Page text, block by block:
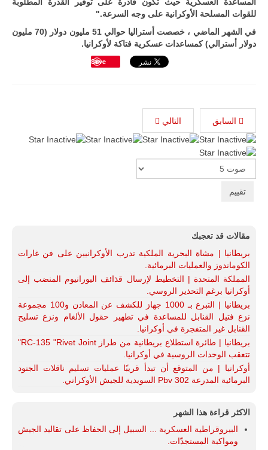
للقوات المسلحة الأوكرانية على وجه السرعة."
في الشهر الماضي ، خصصت أستراليا حوالي 51 مليون دولار (70 مليون
دولار أسترالي) كمساعدات عسكرية فتاكة لأوكرانيا.
Save
السابق التالي
Rate
مقالات قد تعجبك
بريطانيا | مشاة البحرية الملكية تدرب الأوكرانيين على فن غارات
الكوماندوز والعمليات البرمائية.
المملكة المتحدة | التخطيط لإرسال قذائف اليورانيوم المنضب إلى
أوكرانيا برغم التحذير الروسي.
بريطانيا | التبرع بـ 1000 جهاز للكشف عن المعادن و100 مجموعة
نزع فتيل القنابل للمساعدة في تطهير حقول الألغام ونزع تسليح
القنابل غير المتفجرة في أوكرانيا.
بريطانيا | طائرة استطلاع بريطانية من طراز RC-135 "Rivet Joint"
تتعقب الوحدات الروسية في أوكرانيا.
أوكرانيا | من المتوقع أن تبدأ قريبًا عمليات تسليم ناقلات الجنود
البرمائية المدرعة Pbv 302 السويدية للجيش الأوكراني.
الاكثر قراءة هذا الشهر
البيروقراطية العسكرية ... السبيل إلى الحفاظ على تقاليد الجيش
ومواكبة المستجدّات.